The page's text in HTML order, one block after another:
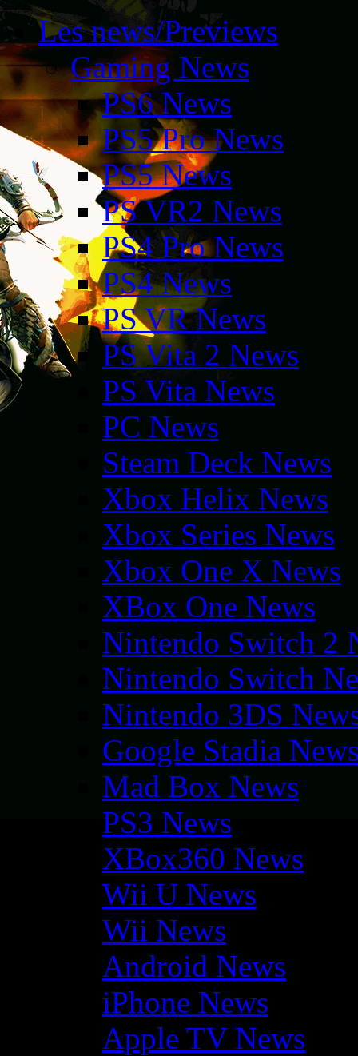
Les news/Previews
Gaming News
PS6 News
PS5 Pro News
PS5 News
PS VR2 News
PS4 Pro News
PS4 News
PS VR News
PS Vita 2 News
PS Vita News
PC News
Steam Deck News
Xbox Helix News
Xbox Series News
Xbox One X News
XBox One News
Nintendo Switch 2
Nintendo Switch
Nintendo 3DS
Google Stadia
Mad Box News
PS3 News
XBox360 News
Wii U News
Wii News
Android News
iPhone News
Apple TV News